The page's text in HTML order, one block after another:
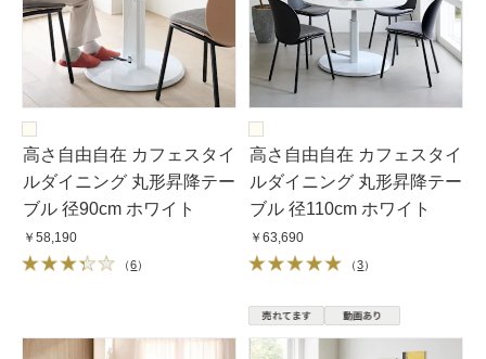
高さ自由自在 カフェスタイ
ルダイニング 丸形昇降テー
ブル 径90cm ホワイト
￥58,190
（6）
高さ自由自在 カフェスタイ
ルダイニング 丸形昇降テー
ブル 径110cm ホワイト
￥63,690
（3）